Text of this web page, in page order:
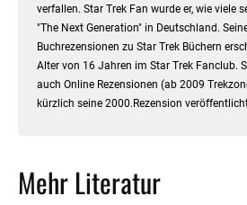
verfallen. Star Trek Fan wurde er, wie viele
"The Next Generation" in Deutschland.
Buchrezensionen zu Star Trek Büchern
Alter von 16 Jahren im Star Trek Fanclub.
auch Online Rezensionen (ab 2009
kürzlich seine 2000.Rezension
Mehr Literatur